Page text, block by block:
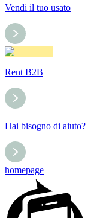
Vendi il tuo usato
Rent B2B
Hai bisogno di
homepage